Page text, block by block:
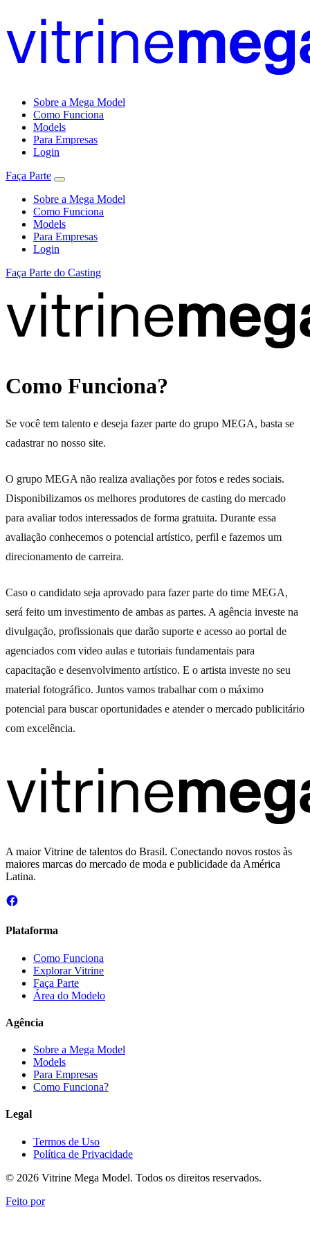
Sobre a Mega Model
Como Funciona
Models
Para Empresas
Login
Faça Parte
Sobre a Mega Model
Como Funciona
Models
Para Empresas
Login
Faça Parte do Casting
Como Funciona?
Se você tem talento e deseja fazer parte do grupo MEGA, basta se
cadastrar no nosso site.
O grupo MEGA não realiza avaliações por fotos e redes sociais.
Disponibilizamos os melhores produtores de casting do mercado
para avaliar todos interessados de forma gratuita. Durante essa
avaliação conhecemos o potencial artístico, perfil e fazemos um
direcionamento de carreira.
Caso o candidato seja aprovado para fazer parte do time MEGA,
será feito um investimento de ambas as partes. A agência investe na
divulgação, profissionais que darão suporte e acesso ao portal de
agenciados com video aulas e tutoriais fundamentais para
capacitação e desenvolvimento artístico. E o artista investe no seu
material fotográfico. Juntos vamos trabalhar com o máximo
potencial para buscar oportunidades e atender o mercado publicitário
com excelência.
A maior Vitrine de talentos do Brasil. Conectando novos rostos às
maiores marcas do mercado de moda e publicidade da América
Latina.
Plataforma
Como Funciona
Explorar Vitrine
Faça Parte
Área do Modelo
Agência
Sobre a Mega Model
Models
Para Empresas
Como Funciona?
Legal
Termos de Uso
Política de Privacidade
© 2026 Vitrine Mega Model. Todos os direitos reservados.
Feito por